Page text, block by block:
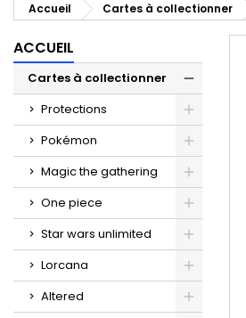
Accueil Cartes à collectionner
ACCUEIL
Cartes à collectionner
Protections
Pokémon
Magic the gathering
One piece
Star wars unlimited
Lorcana
Altered